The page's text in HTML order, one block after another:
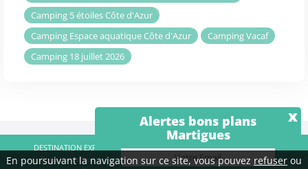
Alertes bons plans
Martigues
x
Camping 5 étoiles Côte d'Azur
Camping Espace aquatique Côte d'Azur
Camping Vacaf
Camping 18 juillet 2026
DESTINATION EXPRESS SAS - RCS Créteil 515 038 248 | Contact
|
Tous les campings
| Mentions légales |
Qui sommes-nous
En poursuivant la navigation sur ce site, vous pouvez refuser ou